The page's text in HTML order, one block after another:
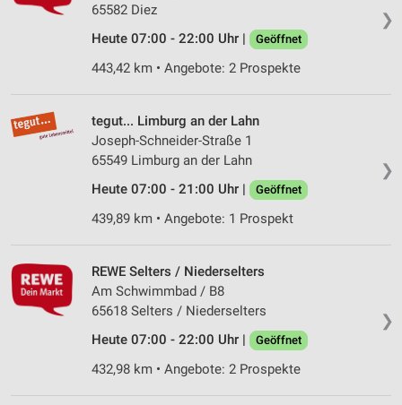
❯
65582 Diez
Heute 07:00 - 22:00 Uhr |
Geöffnet
443,42 km • Angebote: 2 Prospekte
❯
tegut... Limburg an der Lahn
Joseph-Schneider-Straße 1
65549 Limburg an der Lahn
Heute 07:00 - 21:00 Uhr |
Geöffnet
439,89 km • Angebote: 1 Prospekt
❯
REWE Selters / Niederselters
Am Schwimmbad / B8
65618 Selters / Niederselters
Heute 07:00 - 22:00 Uhr |
Geöffnet
432,98 km • Angebote: 2 Prospekte